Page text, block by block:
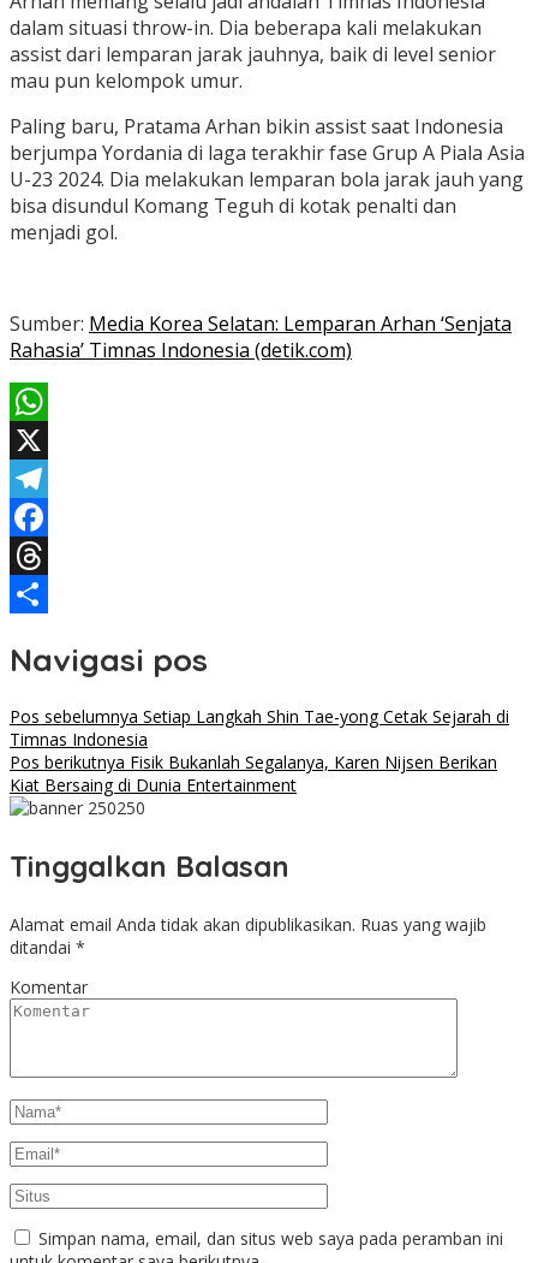
dalam situasi throw-in. Dia beberapa kali melakukan
assist dari lemparan jarak jauhnya, baik di level senior
mau pun kelompok umur.
Paling baru, Pratama Arhan bikin assist saat Indonesia
berjumpa Yordania di laga terakhir fase Grup A Piala Asia
U-23 2024. Dia melakukan lemparan bola jarak jauh yang
bisa disundul Komang Teguh di kotak penalti dan
menjadi gol.
Sumber: Media Korea Selatan: Lemparan Arhan ‘Senjata
Rahasia’ Timnas Indonesia (detik.com)
WhatsApp
X
Telegram
Facebook
Threads
Navigasi pos
Pos sebelumnya Setiap Langkah Shin Tae-yong Cetak Sejarah di
Timnas Indonesia
Pos berikutnya Fisik Bukanlah Segalanya, Karen Nijsen Berikan
Kiat Bersaing di Dunia Entertainment
Tinggalkan Balasan
Alamat email Anda tidak akan dipublikasikan. Ruas yang wajib
ditandai *
Komentar
Simpan nama, email, dan situs web saya pada peramban ini